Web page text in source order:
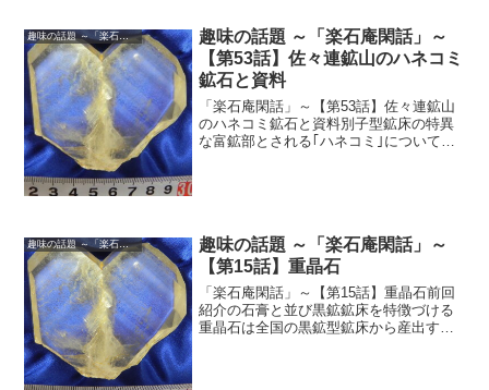
趣味の話題 ～「楽石庵閑話」～
趣味の話題 ～「楽石庵閑話」～
【第53話】佐々連鉱山のハネコミ
鉱石と資料
「楽石庵閑話」～【第53話】佐々連鉱山
のハネコミ鉱石と資料別子型鉱床の特異
な富鉱部とされる｢ハネコミ｣について
趣味の話題 ～「楽石庵閑話」～
趣味の話題 ～「楽石庵閑話」～
【第15話】重晶石
「楽石庵閑話」～【第15話】重晶石前回
紹介の石膏と並び黒鉱鉱床を特徴づける
重晶石は全国の黒鉱型鉱床から産出する